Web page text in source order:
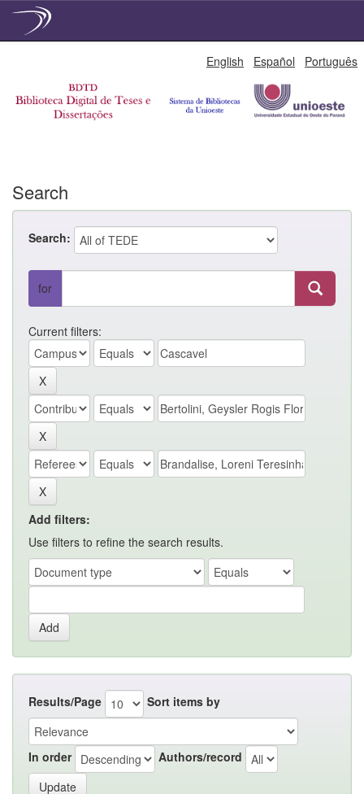
English Español Português
Search
Search:
for
Current filters:
Add filters:
Use filters to refine the search results.
Results/Page Sort items by
In order Authors/record